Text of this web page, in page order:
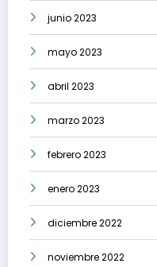
junio 2023
mayo 2023
abril 2023
marzo 2023
febrero 2023
enero 2023
diciembre 2022
noviembre 2022